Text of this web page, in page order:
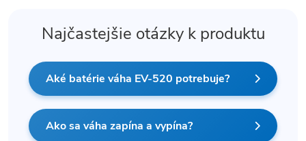
Najčastejšie otázky k produktu
Aké batérie váha EV-520 potrebuje?
Ako sa váha zapína a vypína?